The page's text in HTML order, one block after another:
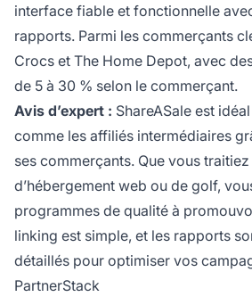
interface fiable et fonctionnelle
rapports. Parmi les commerçants
Crocs et The Home Depot, avec
de 5 à 30 % selon le commerçant.
Avis d’expert : ShareASale est
comme les affiliés intermédiaires
ses commerçants. Que vous
d’hébergement web ou de golf,
programmes de qualité à
linking est simple, et les rapports
détaillés pour optimiser vos
PartnerStack